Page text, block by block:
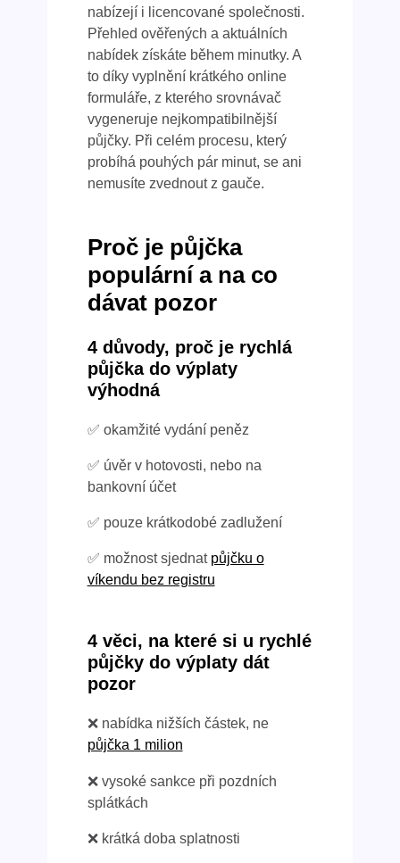
nabízejí i licencované společnosti.
Přehled ověřených a aktuálních
nabídek získáte během minutky. A
to díky vyplnění krátkého online
formuláře, z kterého srovnávač
vygeneruje nejkompatibilnější
půjčky. Při celém procesu, který
probíhá pouhých pár minut, se ani
nemusíte zvednout z gauče.
Proč je půjčka
populární a na co
dávat pozor
4 důvody, proč je rychlá
půjčka do výplaty
výhodná
✅ okamžité vydání peněz
✅ úvěr v hotovosti, nebo na
bankovní účet
✅ pouze krátkodobé zadlužení
✅ možnost sjednat půjčku o
víkendu bez registru
4 věci, na které si u rychlé
půjčky do výplaty dát
pozor
❌ nabídka nižších částek, ne
půjčka 1 milion
❌ vysoké sankce při pozdních
splátkách
❌ krátká doba splatnosti